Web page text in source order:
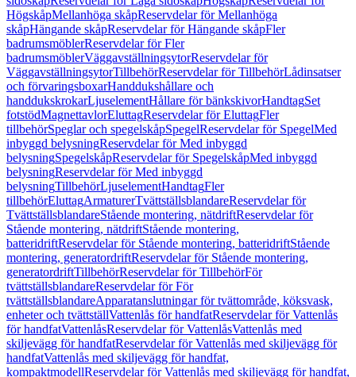
HögskåpMellanhöga skåpReservdelar för Mellanhöga
skåpHängande skåpReservdelar för Hängande skåpFler
badrumsmöblerReservdelar för Fler
badrumsmöblerVäggavställningsytorReservdelar för
VäggavställningsytorTillbehörReservdelar för TillbehörLådinsatser
och förvaringsboxarHanddukshållare och
handdukskrokarLjuselementHållare för bänkskivorHandtagSet
fotstödMagnettavlorEluttagReservdelar för EluttagFler
tillbehörSpeglar och spegelskåpSpegelReservdelar för SpegelMed
inbyggd belysningReservdelar för Med inbyggd
belysningSpegelskåpReservdelar för SpegelskåpMed inbyggd
belysningReservdelar för Med inbyggd
belysningTillbehörLjuselementHandtagFler
tillbehörEluttagArmaturerTvättställsblandareReservdelar för
TvättställsblandareStående montering, nätdriftReservdelar för
Stående montering, nätdriftStående montering,
batteridriftReservdelar för Stående montering, batteridriftStående
montering, generatordriftReservdelar för Stående montering,
generatordriftTillbehörReservdelar för TillbehörFör
tvättställsblandareReservdelar för För
tvättställsblandareApparatanslutningar för tvättområde, köksvask,
enheter och tvättställVattenlås för handfatReservdelar för Vattenlås
för handfatVattenlåsReservdelar för VattenlåsVattenlås med
skiljevägg för handfatReservdelar för Vattenlås med skiljevägg för
handfatVattenlås med skiljevägg för handfat,
kompaktmodellReservdelar för Vattenlås med skiljevägg för handfat,